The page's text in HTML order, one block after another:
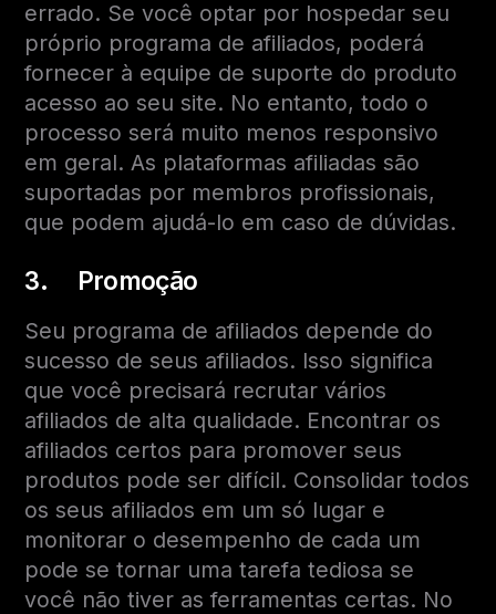
errado. Se você optar por hospedar seu
próprio programa de afiliados, poderá
fornecer à equipe de suporte do produto
acesso ao seu site. No entanto, todo o
processo será muito menos responsivo
em geral. As plataformas afiliadas são
suportadas por membros profissionais,
que podem ajudá-lo em caso de dúvidas.
3. Promoção
Seu programa de afiliados depende do
sucesso de seus afiliados. Isso significa
que você precisará recrutar vários
afiliados de alta qualidade. Encontrar os
afiliados certos para promover seus
produtos pode ser difícil. Consolidar todos
os seus afiliados em um só lugar e
monitorar o desempenho de cada um
pode se tornar uma tarefa tediosa se
você não tiver as ferramentas certas. No